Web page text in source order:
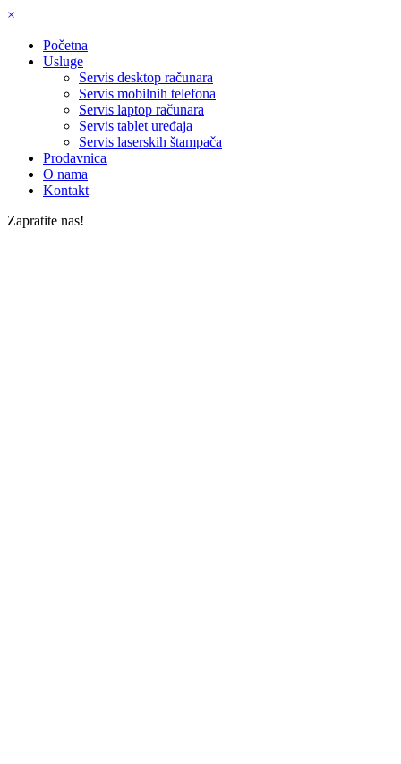
×
Početna
Usluge
Servis desktop računara
Servis mobilnih telefona
Servis laptop računara
Servis tablet uređaja
Servis laserskih štampača
Prodavnica
O nama
Kontakt
Zapratite nas!